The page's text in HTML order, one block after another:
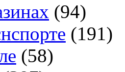
(94)
(191)
(58)